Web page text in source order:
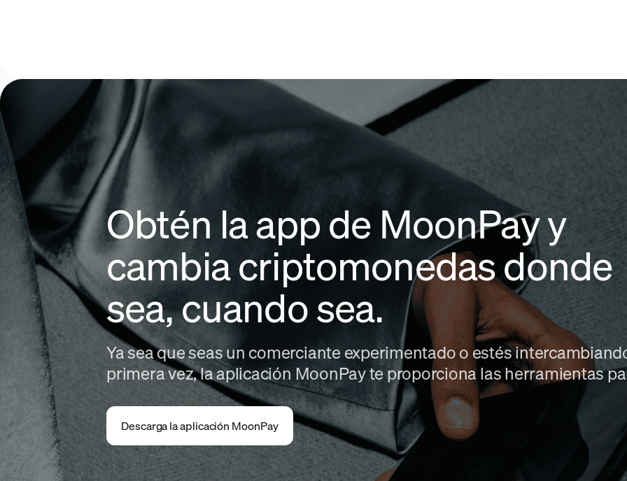
Obtén la app de MoonPay y
cambia criptomonedas donde
sea, cuando sea.
Ya sea que seas un comerciante experimentado o estés
primera vez, la aplicación MoonPay te proporciona las herramientas
Descarga la aplicación MoonPay